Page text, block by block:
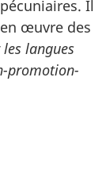
Il
œuvre des
langues
promotion-